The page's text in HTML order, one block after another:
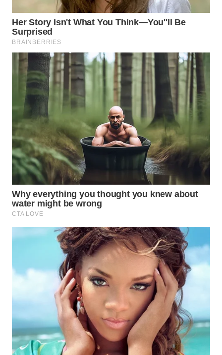
WN
MANDALIKA
WN
LIKUPANG
LABUANBAJO
WN
BORNEO
Wahana
Media
Group
WAHANA
WAHANA
INFRASTRUKTUR